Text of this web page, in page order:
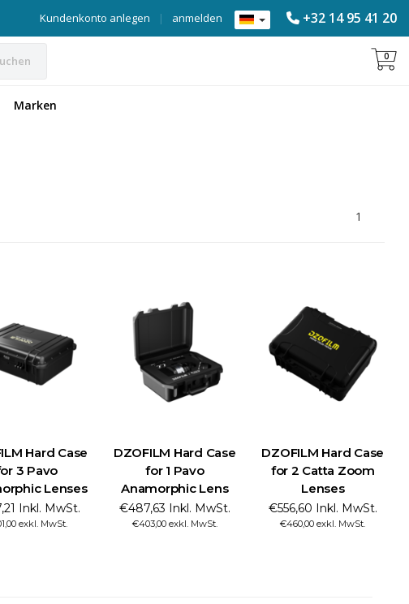
+32 14 95 41 20
anmelden
|
Kundenkonto anlegen
0
Marken
1
Hard Case
3 Pavo
Lenses
Inkl. MwSt.
exkl. MwSt.
DZOFILM Hard Case
for 1 Pavo
Anamorphic Lens
€487,63 Inkl. MwSt.
€403,00 exkl. MwSt.
DZOFILM Hard Case
for 2 Catta Zoom
Lenses
€556,60 Inkl. MwSt.
€460,00 exkl. MwSt.